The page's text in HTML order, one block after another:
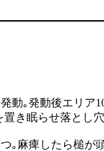
動｡発動後エリア
き眠らせ落とし
｡麻痺したら槌が